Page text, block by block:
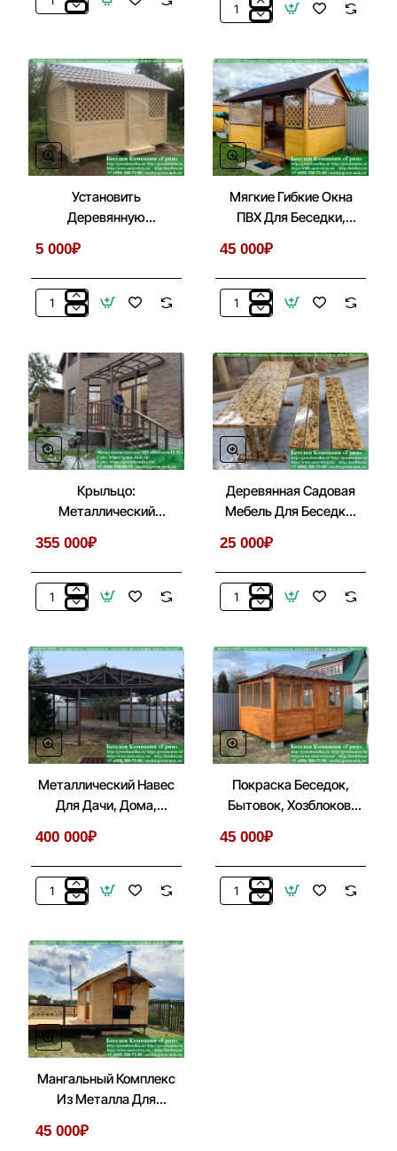
Готовая
Для
Беседки
Из
Кирпича,
Бетона
№
1
Строительство
Из
Кирпича
В
Беседке,
Летней
Кухни
Установить
Деревянную
Беседках
5 000₽
Установить
Дверь
В
Беседках
Мягкие Гибкие Окна
ПВХ Для Беседки,
45 000₽
Мягкие
ПВХ
Для
Беседки,
Веранды,
Летней
Кухни
Крыльцо:
Металлический
Перед Входом
355 000₽
Крыльцо:
С
Лестницей
Перед
Входом
Деревянная Садовая
Мебель Для Беседки,
25 000₽
Деревянная
Для
Беседки,
Летней
Кухни
Металлический Навес
Для Дачи, Дома,
400 000₽
Металлический
Дачи,
Дома,
Автомобиля
Покраска Беседок,
Бытовок, Хозблоков,
45 000₽
Покраска
Мангальный Комплекс
Из Металла Для
45 000₽